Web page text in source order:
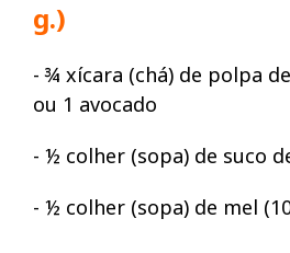
g.)
- ¾ xícara (chá) de polpa
ou 1 avocado
- ½ colher (sopa) de suco
- ½ colher (sopa) de mel